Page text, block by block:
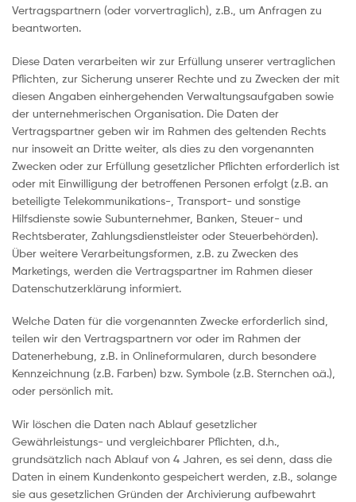
Vertragspartnern (oder vorvertraglich), z.B., um Anfragen zu
beantworten.
Diese Daten verarbeiten wir zur Erfüllung unserer vertraglichen
Pflichten, zur Sicherung unserer Rechte und zu Zwecken der mit
diesen Angaben einhergehenden Verwaltungsaufgaben sowie
der unternehmerischen Organisation. Die Daten der
Vertragspartner geben wir im Rahmen des geltenden Rechts
nur insoweit an Dritte weiter, als dies zu den vorgenannten
Zwecken oder zur Erfüllung gesetzlicher Pflichten erforderlich ist
oder mit Einwilligung der betroffenen Personen erfolgt (z.B. an
beteiligte Telekommunikations-, Transport- und sonstige
Hilfsdienste sowie Subunternehmer, Banken, Steuer- und
Rechtsberater, Zahlungsdienstleister oder Steuerbehörden).
Über weitere Verarbeitungsformen, z.B. zu Zwecken des
Marketings, werden die Vertragspartner im Rahmen dieser
Datenschutzerklärung informiert.
Welche Daten für die vorgenannten Zwecke erforderlich sind,
teilen wir den Vertragspartnern vor oder im Rahmen der
Datenerhebung, z.B. in Onlineformularen, durch besondere
Kennzeichnung (z.B. Farben) bzw. Symbole (z.B. Sternchen o.ä.),
oder persönlich mit.
Wir löschen die Daten nach Ablauf gesetzlicher
Gewährleistungs- und vergleichbarer Pflichten, d.h.,
grundsätzlich nach Ablauf von 4 Jahren, es sei denn, dass die
Daten in einem Kundenkonto gespeichert werden, z.B., solange
sie aus gesetzlichen Gründen der Archivierung aufbewahrt